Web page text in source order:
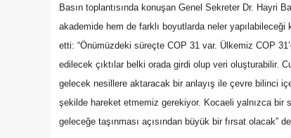
Basın toplantısında konuşan Genel Sekreter Dr. Hayri
akademide hem de farklı boyutlarda neler
etti: “Önümüzdeki süreçte COP 31 var. Ülkemiz COP
edilecek çıktılar belki orada girdi olup veri oluşturabilir.
gelecek nesillere aktaracak bir anlayış ile çevre bilinci
şekilde hareket etmemiz gerekiyor. Kocaeli yalnızca
geleceğe taşınması açısından büyük bir fırsat olacak”